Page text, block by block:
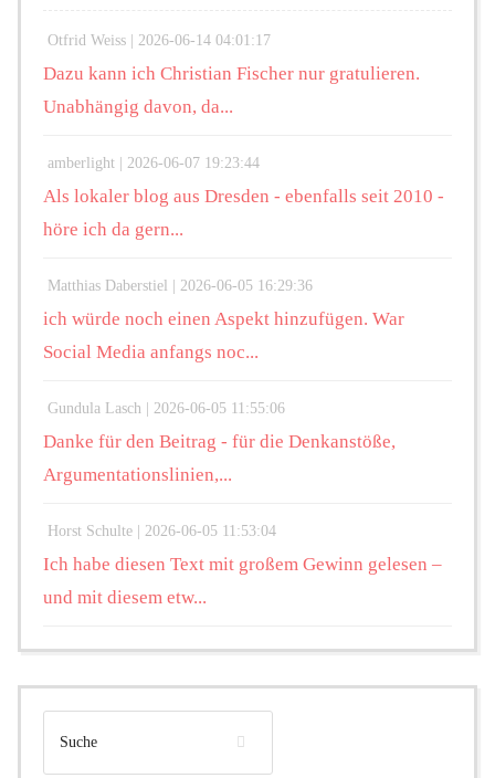
Otfrid Weiss | 2026-06-14 04:01:17
Dazu kann ich Christian Fischer nur gratulieren.
Unabhängig davon, da...
amberlight | 2026-06-07 19:23:44
Als lokaler blog aus Dresden - ebenfalls seit 2010 -
höre ich da gern...
Matthias Daberstiel | 2026-06-05 16:29:36
ich würde noch einen Aspekt hinzufügen. War
Social Media anfangs noc...
Gundula Lasch | 2026-06-05 11:55:06
Danke für den Beitrag - für die Denkanstöße,
Argumentationslinien,...
Horst Schulte | 2026-06-05 11:53:04
Ich habe diesen Text mit großem Gewinn gelesen –
und mit diesem etw...